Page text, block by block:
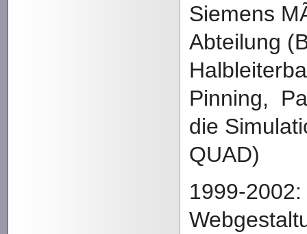
Siemens
Abteilung
Pinning,
die
QUAD)
1999-2002: